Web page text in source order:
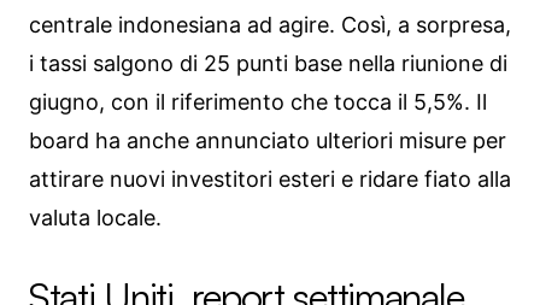
centrale indonesiana ad agire. Così, a sorpresa,
i tassi salgono di 25 punti base nella riunione di
giugno, con il riferimento che tocca il 5,5%. Il
board ha anche annunciato ulteriori misure per
attirare nuovi investitori esteri e ridare fiato alla
valuta locale.